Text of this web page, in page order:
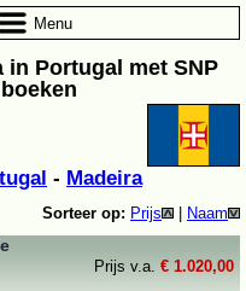
in Portugal met SNP
- Madeira
Sorteer op: Prijs Naam
Prijs v.a. € 1.020,00
Menu